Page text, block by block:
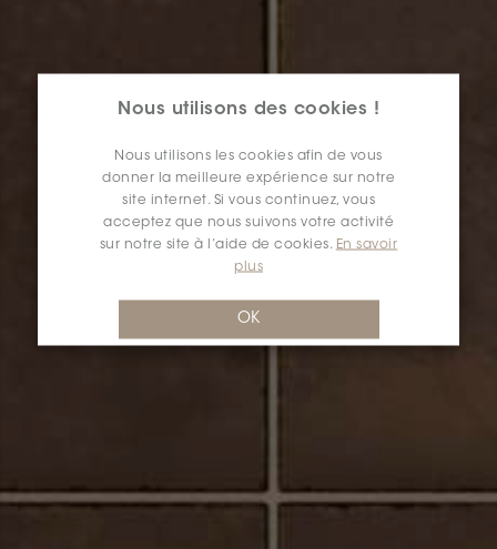
Nous utilisons des cookies !
Nous utilisons les cookies afin de vous
donner la meilleure expérience sur notre
site internet. Si vous continuez, vous
acceptez que nous suivons votre activité
sur notre site à l’aide de cookies. En savoir
plus
OK